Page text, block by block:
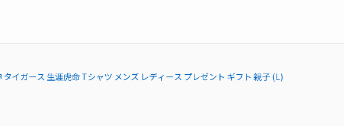
イガース 生涯虎命 Tシャツ メンズ レディース プレゼント ギフト 親子 (L)